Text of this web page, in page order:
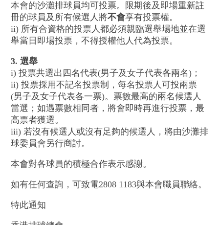
本會的沙灘排球員均可投票。限期後及即場重新註
冊的球員及所有候選人將不會享有投票權。
ii) 所有合資格的投票人都必須親臨選舉場地並在選
舉當日即場投票，不得授權他人代為投票。
3. 選舉
i) 投票共選出四名代表(男子及女子代表各兩名)；
ii) 投票採用不記名投票制，每名投票人可投兩票
(男子及女子代表各一票)。票數最高的兩名候選人
當選；如遇票數相同者，將會即時再進行投票，最
高票者獲選。
iii) 若沒有候選人或沒有足夠的候選人，將由沙灘排
球委員會另行商討。
本會對各球員的積極合作表示感謝。
如有任何查詢，可致電2808 1183與本會職員聯絡。
特此通知